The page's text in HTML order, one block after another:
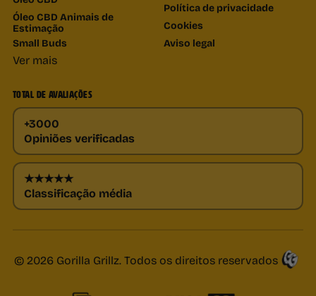
Óleo CBD Animais de
Estimação
Small Buds
Ver mais
Política de privacidade
Cookies
Aviso legal
TOTAL DE AVALIAÇÕES
+3000
Opiniões verificadas
★★★★★
Classificação média
© 2026 Gorilla Grillz. Todos os direitos reservados